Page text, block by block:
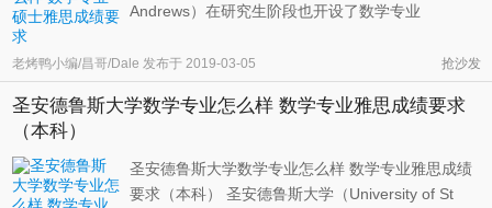
Andrews）在研究生阶段也开设了数学专业
MSc（Master of Science），即自然科学硕士。按
照官方网站上的描述，申请该专业的学生应该有理
论数学（pure mathematics）或者应用数学（app
老烤鸭小编/昌哥/Dale 发布于 2019-03-05 抢沙发
圣安德鲁斯大学数学专业怎么样 数学专业雅思成绩要求
（本科）
圣安德鲁斯大学数学专业怎么样 数学专业雅思成绩
要求（本科） 圣安德鲁斯大学（University of St